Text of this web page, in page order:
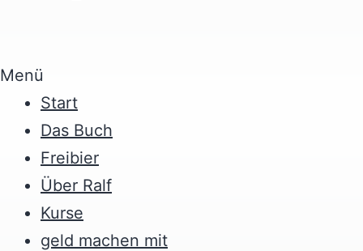
Menü
Start
Das Buch
Freibier
Über Ralf
Kurse
geld machen mit